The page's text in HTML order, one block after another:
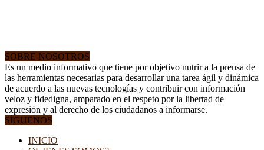
SOBRE NOSOTROS
Es un medio informativo que tiene por objetivo nutrir a la prensa de
las herramientas necesarias para desarrollar una tarea ágil y dinámica
de acuerdo a las nuevas tecnologías y contribuir con información
veloz y fidedigna, amparado en el respeto por la libertad de
expresión y al derecho de los ciudadanos a informarse.
SÍGUENOS
INICIO